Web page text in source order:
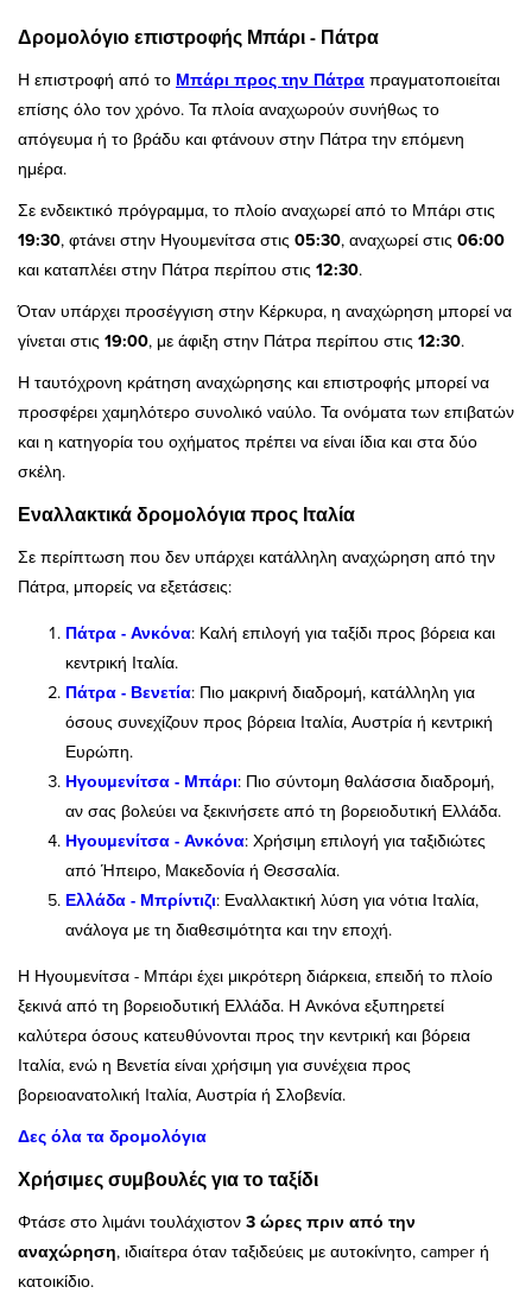
Δρομολόγιο επιστροφής Μπάρι - Πάτρα
Η επιστροφή από το Μπάρι προς την Πάτρα πραγματοποιείται
επίσης όλο τον χρόνο. Τα πλοία αναχωρούν συνήθως το
απόγευμα ή το βράδυ και φτάνουν στην Πάτρα την επόμενη
ημέρα.
Σε ενδεικτικό πρόγραμμα, το πλοίο αναχωρεί από το Μπάρι στις
19:30, φτάνει στην Ηγουμενίτσα στις 05:30, αναχωρεί στις 06:00
και καταπλέει στην Πάτρα περίπου στις 12:30.
Όταν υπάρχει προσέγγιση στην Κέρκυρα, η αναχώρηση μπορεί να
γίνεται στις 19:00, με άφιξη στην Πάτρα περίπου στις 12:30.
Η ταυτόχρονη κράτηση αναχώρησης και επιστροφής μπορεί να
προσφέρει χαμηλότερο συνολικό ναύλο. Τα ονόματα των επιβατών
και η κατηγορία του οχήματος πρέπει να είναι ίδια και στα δύο
σκέλη.
Εναλλακτικά δρομολόγια προς Ιταλία
Σε περίπτωση που δεν υπάρχει κατάλληλη αναχώρηση από την
Πάτρα, μπορείς να εξετάσεις:
Πάτρα - Ανκόνα: Καλή επιλογή για ταξίδι προς βόρεια και
κεντρική Ιταλία.
Πάτρα - Βενετία: Πιο μακρινή διαδρομή, κατάλληλη για
όσους συνεχίζουν προς βόρεια Ιταλία, Αυστρία ή κεντρική
Ευρώπη.
Ηγουμενίτσα - Μπάρι: Πιο σύντομη θαλάσσια διαδρομή,
αν σας βολεύει να ξεκινήσετε από τη βορειοδυτική Ελλάδα.
Ηγουμενίτσα - Ανκόνα: Χρήσιμη επιλογή για ταξιδιώτες
από Ήπειρο, Μακεδονία ή Θεσσαλία.
Ελλάδα - Μπρίντιζι: Εναλλακτική λύση για νότια Ιταλία,
ανάλογα με τη διαθεσιμότητα και την εποχή.
Η Ηγουμενίτσα - Μπάρι έχει μικρότερη διάρκεια, επειδή το πλοίο
ξεκινά από τη βορειοδυτική Ελλάδα. Η Ανκόνα εξυπηρετεί
καλύτερα όσους κατευθύνονται προς την κεντρική και βόρεια
Ιταλία, ενώ η Βενετία είναι χρήσιμη για συνέχεια προς
βορειοανατολική Ιταλία, Αυστρία ή Σλοβενία.
Δες όλα τα δρομολόγια
Χρήσιμες συμβουλές για το ταξίδι
Φτάσε στο λιμάνι τουλάχιστον 3 ώρες πριν από την
αναχώρηση, ιδιαίτερα όταν ταξιδεύεις με αυτοκίνητο, camper ή
κατοικίδιο.